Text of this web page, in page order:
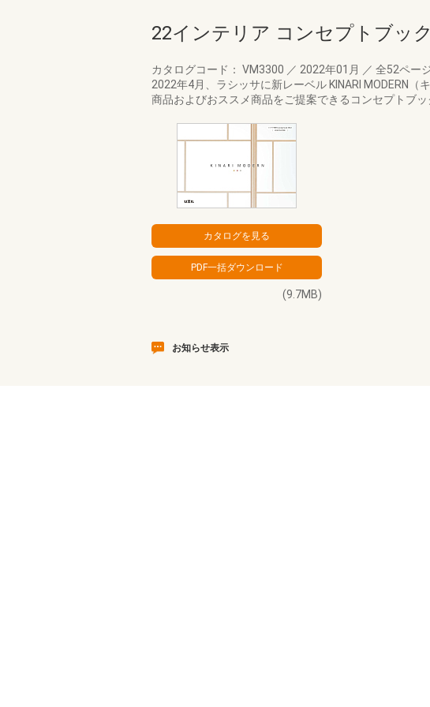
22インテリア コンセプトブック
カタログコード： VM3300 ／ 2022年01月 ／ 全52ペー
2022年4月、ラシッサに新レーベル KINARI MODERN
商品およびおススメ商品をご提案できるコンセプトブッ
(9.7MB)
お知らせ表示